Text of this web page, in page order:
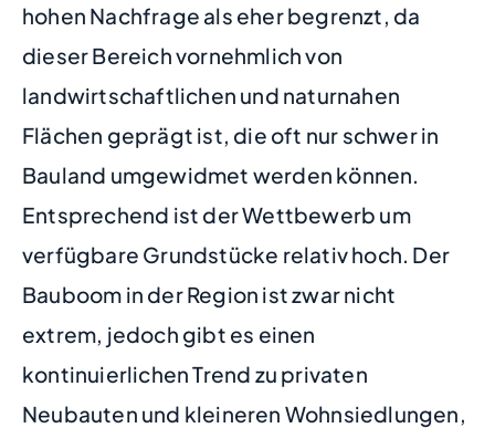
hohen Nachfrage als eher begrenzt, da
dieser Bereich vornehmlich von
landwirtschaftlichen und naturnahen
Flächen geprägt ist, die oft nur schwer in
Bauland umgewidmet werden können.
Entsprechend ist der Wettbewerb um
verfügbare Grundstücke relativ hoch. Der
Bauboom in der Region ist zwar nicht
extrem, jedoch gibt es einen
kontinuierlichen Trend zu privaten
Neubauten und kleineren Wohnsiedlungen,